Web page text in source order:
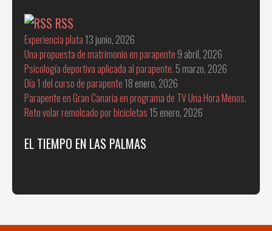
RSS
Experiencia plata 13 junio, 2026
Una propuesta de matrimonio en parapente 9 abril, 2026
Psicología deportiva aplicada al parapente. 5 marzo, 2026
Día 1 del curso de parapente 18 enero, 2026
Parapente en Gran Canaria en programa de TV Una Hora Menos.
Reto volar remolcado por bicicletas 15 enero, 2026
EL TIEMPO EN LAS PALMAS